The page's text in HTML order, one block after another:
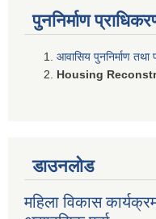
पुननिर्माण
आवासिय पुननिर्माण
Housing
डाउनलोड
महिला विकास